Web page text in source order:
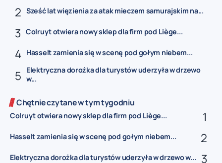
Sześć lat więzienia za atak mieczem samurajskim na...
Colruyt otwiera nowy sklep dla firm pod Liège...
Hasselt zamienia się w scenę pod gołym niebem...
Elektryczna dorożka dla turystów uderzyła w drzewo
w...
Chętnie czytane w tym tygodniu
Colruyt otwiera nowy sklep dla firm pod Liège...
Hasselt zamienia się w scenę pod gołym niebem...
Elektryczna dorożka dla turystów uderzyła w drzewo w...